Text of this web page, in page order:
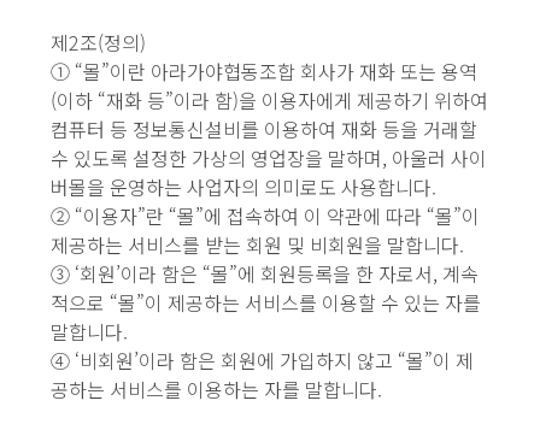
제2조(정의)
① “몰”이란 아라가야협동조합 회사가 재화 또는 용역
(이하 “재화 등”이라 함)을 이용자에게 제공하기 위하여
컴퓨터 등 정보통신설비를 이용하여 재화 등을 거래할
수 있도록 설정한 가상의 영업장을 말하며, 아울러 사이
버몰을 운영하는 사업자의 의미로도 사용합니다.
② “이용자”란 “몰”에 접속하여 이 약관에 따라 “몰”이
제공하는 서비스를 받는 회원 및 비회원을 말합니다.
③ ‘회원’이라 함은 “몰”에 회원등록을 한 자로서, 계속
적으로 “몰”이 제공하는 서비스를 이용할 수 있는 자를
말합니다.
④ ‘비회원’이라 함은 회원에 가입하지 않고 “몰”이 제
공하는 서비스를 이용하는 자를 말합니다.